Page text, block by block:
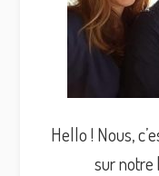
Hello ! Nous,
sur